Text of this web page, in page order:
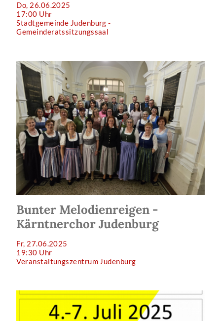
Do, 26.06.2025
17:00 Uhr
Stadtgemeinde Judenburg -
Gemeinderatssitzungssaal
Bunter Melodienreigen -
Kärntnerchor Judenburg
Fr, 27.06.2025
19:30 Uhr
Veranstaltungszentrum Judenburg